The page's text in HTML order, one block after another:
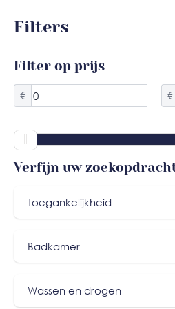
Filters
Filter op prijs
€ €
Verfijn uw
Toegankelijkheid
Badkamer
2e Badkamer (2)
Wassen en drogen